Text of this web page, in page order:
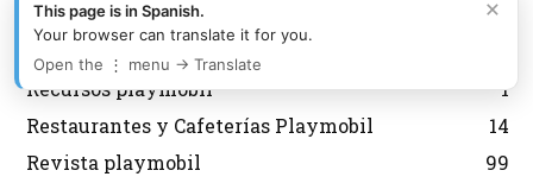
Puzzles Playmobil
14
Recursos playmobil
1
Restaurantes y Cafeterías Playmobil
14
Revista playmobil
99
×
This page is in Spanish.
Your browser can translate it for you.
Open the ⋮ menu → Translate